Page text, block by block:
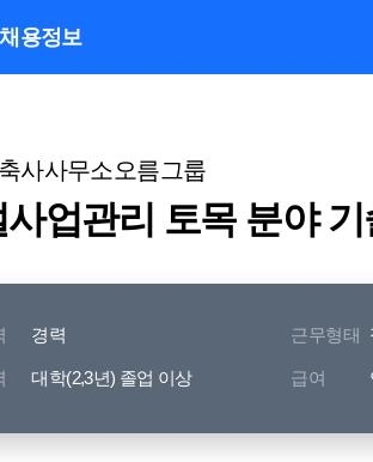
채용정보
사사무소오름그룹
사업관리 토목 분야
경력 근무형태
대학(2,3년) 졸업 이상 급여